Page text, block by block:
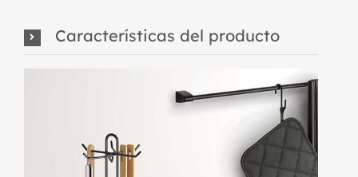
Características del producto